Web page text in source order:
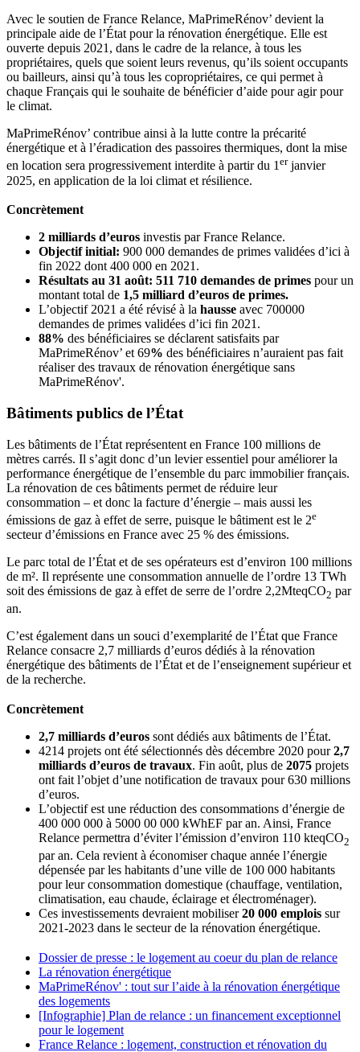
Avec le soutien de France Relance, MaPrimeRénov’ devient la
principale aide de l’État pour la rénovation énergétique. Elle est
ouverte depuis 2021, dans le cadre de la relance, à tous les
propriétaires, quels que soient leurs revenus, qu’ils soient occupants
ou bailleurs, ainsi qu’à tous les copropriétaires, ce qui permet à
chaque Français qui le souhaite de bénéficier d’aide pour agir pour
le climat.
MaPrimeRénov’ contribue ainsi à la lutte contre la précarité
énergétique et à l’éradication des passoires thermiques, dont la mise
en location sera progressivement interdite à partir du 1erjanvier
2025, en application de la loi climat et résilience.
Concrètement
2 milliards d’euros investis par France Relance.
Objectif initial: 900 000 demandes de primes validées d’ici à
fin 2022 dont 400 000 en 2021.
Résultats au 31 août: 511 710 demandes de primes pour un
montant total de 1,5 milliard d’euros de primes.
L’objectif 2021 a été révisé à la hausse avec 700000
demandes de primes validées d’ici fin 2021.
88% des bénéficiaires se déclarent satisfaits par
MaPrimeRénov’ et 69% des bénéficiaires n’auraient pas fait
réaliser des travaux de rénovation énergétique sans
MaPrimeRénov'.
Bâtiments publics de l’État
Les bâtiments de l’État représentent en France 100 millions de
mètres carrés. Il s’agit donc d’un levier essentiel pour améliorer la
performance énergétique de l’ensemble du parc immobilier français.
La rénovation de ces bâtiments permet de réduire leur
consommation – et donc la facture d’énergie – mais aussi les
émissions de gaz à effet de serre, puisque le bâtiment est le 2e
secteur d’émissions en France avec 25 % des émissions.
Le parc total de l’État et de ses opérateurs est d’environ 100 millions
de m². Il représente une consommation annuelle de l’ordre 13 TWh
soit des émissions de gaz à effet de serre de l’ordre 2,2MteqCO2 par
an.
C’est également dans un souci d’exemplarité de l’État que France
Relance consacre 2,7 milliards d’euros dédiés à la rénovation
énergétique des bâtiments de l’État et de l’enseignement supérieur et
de la recherche.
Concrètement
2,7 milliards d’euros sont dédiés aux bâtiments de l’État.
4214 projets ont été sélectionnés dès décembre 2020 pour2,7
milliards d’euros de travaux. Fin août, plus de 2075 projets
ont fait l’objet d’une notification de travaux pour 630 millions
d’euros.
L’objectif est une réduction des consommations d’énergie de
400 000 000 à 5000 00 000 kWhEF par an. Ainsi, France
Relance permettra d’éviter l’émission d’environ 110 kteqCO2
par an. Cela revient à économiser chaque année l’énergie
dépensée par les habitants d’une ville de 100 000 habitants
pour leur consommation domestique (chauffage, ventilation,
climatisation, eau chaude, éclairage et électroménager).
Ces investissements devraient mobiliser20 000 emplois sur
2021-2023 dans le secteur de la rénovation énergétique.
Dossier de presse : le logement au coeur du plan de relance
La rénovation énergétique
MaPrimeRénov' : tout sur l’aide à la rénovation énergétique
des logements
[Infographie] Plan de relance : un financement exceptionnel
pour le logement
France Relance : logement, construction et rénovation du